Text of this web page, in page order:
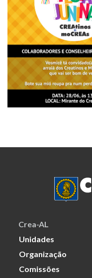
Crea-AL
Unidades
Organização
Comissões